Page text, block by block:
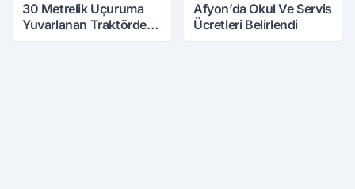
30 Metrelik Uçuruma
Yuvarlanan Traktörden
Afyon’da Okul Ve Servis
Ücretleri Belirlendi